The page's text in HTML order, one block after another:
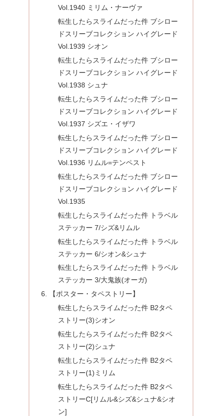
Vol.1940 ミリム・ナーヴァ
転生したらスライムだった件 ブシロー
ドスリーブコレクション ハイグレード
Vol.1939 シオン
転生したらスライムだった件 ブシロー
ドスリーブコレクション ハイグレード
Vol.1938 シュナ
転生したらスライムだった件 ブシロー
ドスリーブコレクション ハイグレード
Vol.1937 シズエ・イザワ
転生したらスライムだった件 ブシロー
ドスリーブコレクション ハイグレード
Vol.1936 リムル=テンペスト
転生したらスライムだった件 ブシロー
ドスリーブコレクション ハイグレード
Vol.1935
転生したらスライムだった件 トラベル
ステッカー 7/シズ&リムル
転生したらスライムだった件 トラベル
ステッカー 6/シオン&シュナ
転生したらスライムだった件 トラベル
ステッカー 3/大鬼族(オーガ)
【ポスター・タペストリー】
転生したらスライムだった件 B2タペ
ストリー(3)シオン
転生したらスライムだった件 B2タペ
ストリー(2)シュナ
転生したらスライムだった件 B2タペ
ストリー(1)ミリム
転生したらスライムだった件 B2タペ
ストリーC[リムル&シズ&シュナ&シオ
ン]